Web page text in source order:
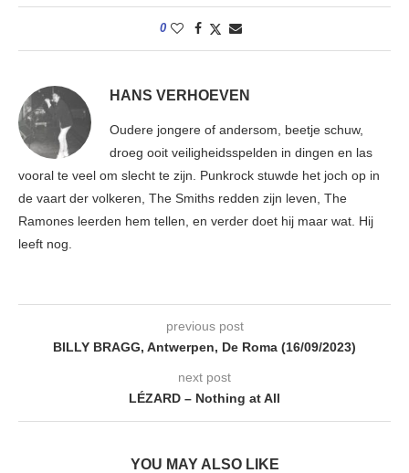
0
HANS VERHOEVEN
Oudere jongere of andersom, beetje schuw,
droeg ooit veiligheidsspelden in dingen en las
vooral te veel om slecht te zijn. Punkrock stuwde het joch op in
de vaart der volkeren, The Smiths redden zijn leven, The
Ramones leerden hem tellen, en verder doet hij maar wat. Hij
leeft nog.
previous post
BILLY BRAGG, Antwerpen, De Roma (16/09/2023)
next post
LÉZARD – Nothing at All
YOU MAY ALSO LIKE